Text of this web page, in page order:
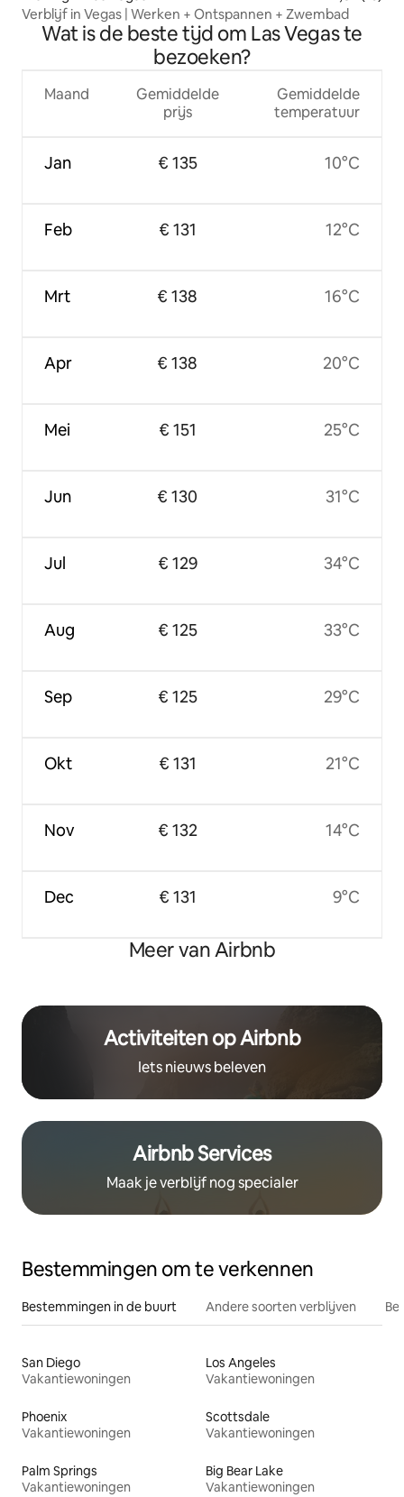
Verblijf in Vegas | Werken + Ontspannen + Zwembad
Wat is de beste tijd om Las Vegas te
bezoeken?
Maand
Jan
Feb
Mrt
Apr
Mei
Jun
Jul
Aug
Sep
Okt
Nov
Dec
Gemiddelde
prijs
€ 135
€ 131
€ 138
€ 138
€ 151
€ 130
€ 129
€ 125
€ 125
€ 131
€ 132
€ 131
Gemiddelde
temperatuur
10°C
12°C
16°C
20°C
25°C
31°C
34°C
33°C
29°C
21°C
14°C
9°C
Meer van Airbnb
Activiteiten op Airbnb
Iets nieuws beleven
Airbnb Services
Maak je verblijf nog specialer
Bestemmingen om te verkennen
Bestemmingen in de buurt Andere soorten verblijven
San Diego
Vakantiewoningen
Los Angeles
Vakantiewoningen
Phoenix
Vakantiewoningen
Scottsdale
Vakantiewoningen
Palm Springs
Vakantiewoningen
Big Bear Lake
Vakantiewoningen